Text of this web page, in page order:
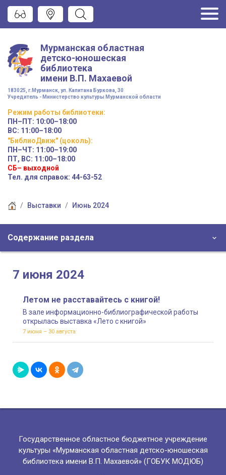
Мурманская областная
детско-юношеская
библиотека
имени В.П. Махаевой
183025, г.Мурманск, ул. Капитана Буркова, 30
Учредитель - Министерство культуры Мурманской области
Режим работы библиотеки:
ПН–ПТ: 10:00–18:00
ВС: 11:00–18:00
"БиблиоДвиж" (цоколь):
ПН–ЧТ: 11:00–19:00
ПТ, ВС: 11:00–18:00
СБ– выходной
Тел. для справок: 44-63-52
Выставки Июнь 2024
Содержание раздела
7 июня 2024
Летом не расставайтесь с книгой!
В зале информационно-библиографической работы
открылась выставка «Лето с книгой»
7 июня – 30 августа
Государственное областное бюджетное учреждение
культуры «Мурманская областная детско-юношеская
библиотека имени В.П. Махаевой» (ГОБУК МОДЮБ)